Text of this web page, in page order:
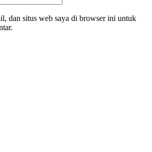
dan situs web saya di browser ini untuk